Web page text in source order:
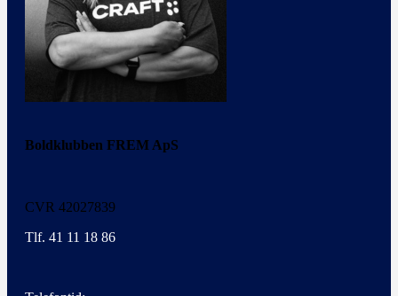
Boldklubben FREM ApS
CVR 42027839
Tlf. 41 11 18 86